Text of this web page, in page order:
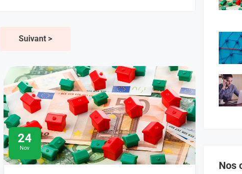
Suivant >
24
Nov
Nos